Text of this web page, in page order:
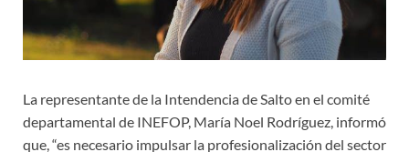
La representante de la Intendencia de Salto en el comité
departamental de INEFOP, María Noel Rodríguez, informó
que, “es necesario impulsar la profesionalización del sector